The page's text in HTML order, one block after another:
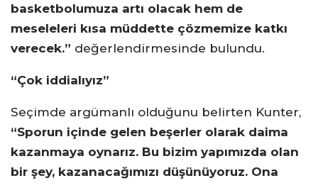
basketbolumuza artı olacak hem de
meseleleri kısa müddette çözmemize katkı
verecek.” değerlendirmesinde bulundu.
“Çok iddialıyız”
Seçimde argümanlı olduğunu belirten Kunter,
“Sporun içinde gelen beşerler olarak daima
kazanmaya oynarız. Bu bizim yapımızda olan
bir şey, kazanacağımızı düşünüyoruz. Ona